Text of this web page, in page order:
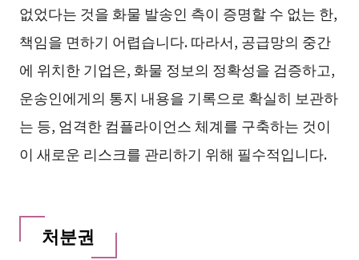
없었다는 것을 화물 발송인 측이 증명할 수 없는 한,
책임을 면하기 어렵습니다. 따라서, 공급망의 중간
에 위치한 기업은, 화물 정보의 정확성을 검증하고,
운송인에게의 통지 내용을 기록으로 확실히 보관하
는 등, 엄격한 컴플라이언스 체계를 구축하는 것이
이 새로운 리스크를 관리하기 위해 필수적입니다.
처분권